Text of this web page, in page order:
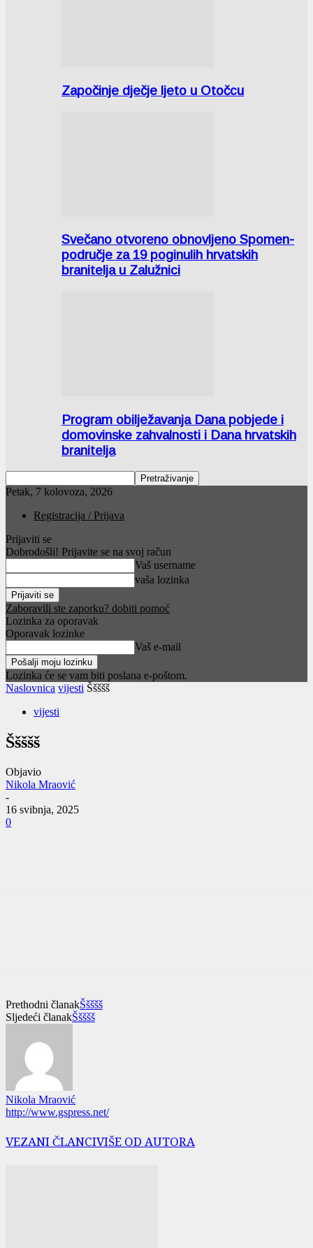
Započinje dječje ljeto u Otočcu
Svečano otvoreno obnovljeno Spomen-
područje za 19 poginulih hrvatskih
branitelja u Zalužnici
Program obilježavanja Dana pobjede i
domovinske zahvalnosti i Dana hrvatskih
branitelja
Petak, 7 kolovoza, 2026
Registracija / Prijava
Prijaviti se
Dobrodošli! Prijavite se na svoj račun
Vaš username
vaša lozinka
Zaboravili ste zaporku? dobiti pomoć
Lozinka za oporavak
Oporavak lozinke
Vaš e-mail
Lozinka će se vam biti poslana e-poštom.
Naslovnica vijesti Ššššš
vijesti
Ššššš
Objavio
Nikola Mraović
-
16 svibnja, 2025
0
Prethodni članakŠšššš
Sljedeći članakŠšššš
Nikola Mraović
http://www.gspress.net/
VEZANI ČLANCIVIŠE OD AUTORA